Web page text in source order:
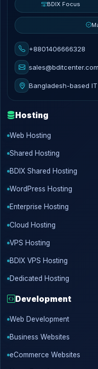
BDIX Focus
+8801406666328
sales@bditcenter.com
Bangladesh-based
Hosting
Web Hosting
Shared Hosting
BDIX Shared Hosting
WordPress Hosting
Enterprise Hosting
Cloud Hosting
VPS Hosting
BDIX VPS Hosting
Dedicated Hosting
Development
Web Development
Business Websites
eCommerce Websites